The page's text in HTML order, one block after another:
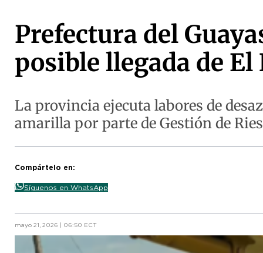
Prefectura del
posible llegada de El
La provincia ejecuta labores de
amarilla por parte de Gestión de
Compártelo en:
Síguenos en WhatsApp
mayo 21, 2026 | 06:50 ECT